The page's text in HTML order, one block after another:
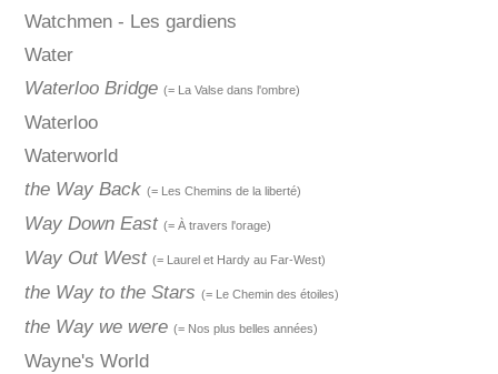
Watchmen - Les gardiens
Water
Waterloo Bridge (= La Valse dans l'ombre)
Waterloo
Waterworld
the Way Back (= Les Chemins de la liberté)
Way Down East (= À travers l'orage)
Way Out West (= Laurel et Hardy au Far-West)
the Way to the Stars (= Le Chemin des étoiles)
the Way we were (= Nos plus belles années)
Wayne's World